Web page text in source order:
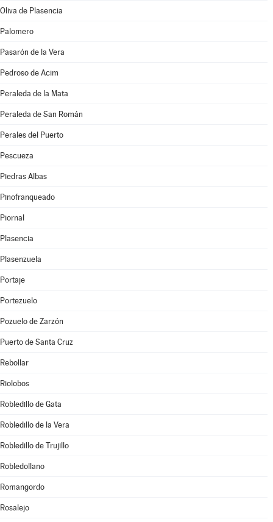
Oliva de Plasencia
Palomero
Pasarón de la Vera
Pedroso de Acim
Peraleda de la Mata
Peraleda de San Román
Perales del Puerto
Pescueza
Piedras Albas
Pinofranqueado
Piornal
Plasencia
Plasenzuela
Portaje
Portezuelo
Pozuelo de Zarzón
Puerto de Santa Cruz
Rebollar
Riolobos
Robledillo de Gata
Robledillo de la Vera
Robledillo de Trujillo
Robledollano
Romangordo
Rosalejo